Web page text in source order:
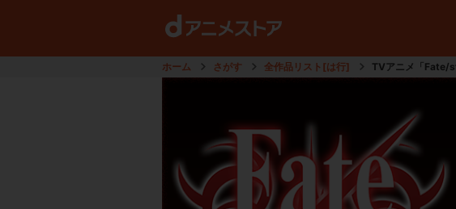
ホーム さがす 全作品リスト[は行] TVアニメ「Fate/